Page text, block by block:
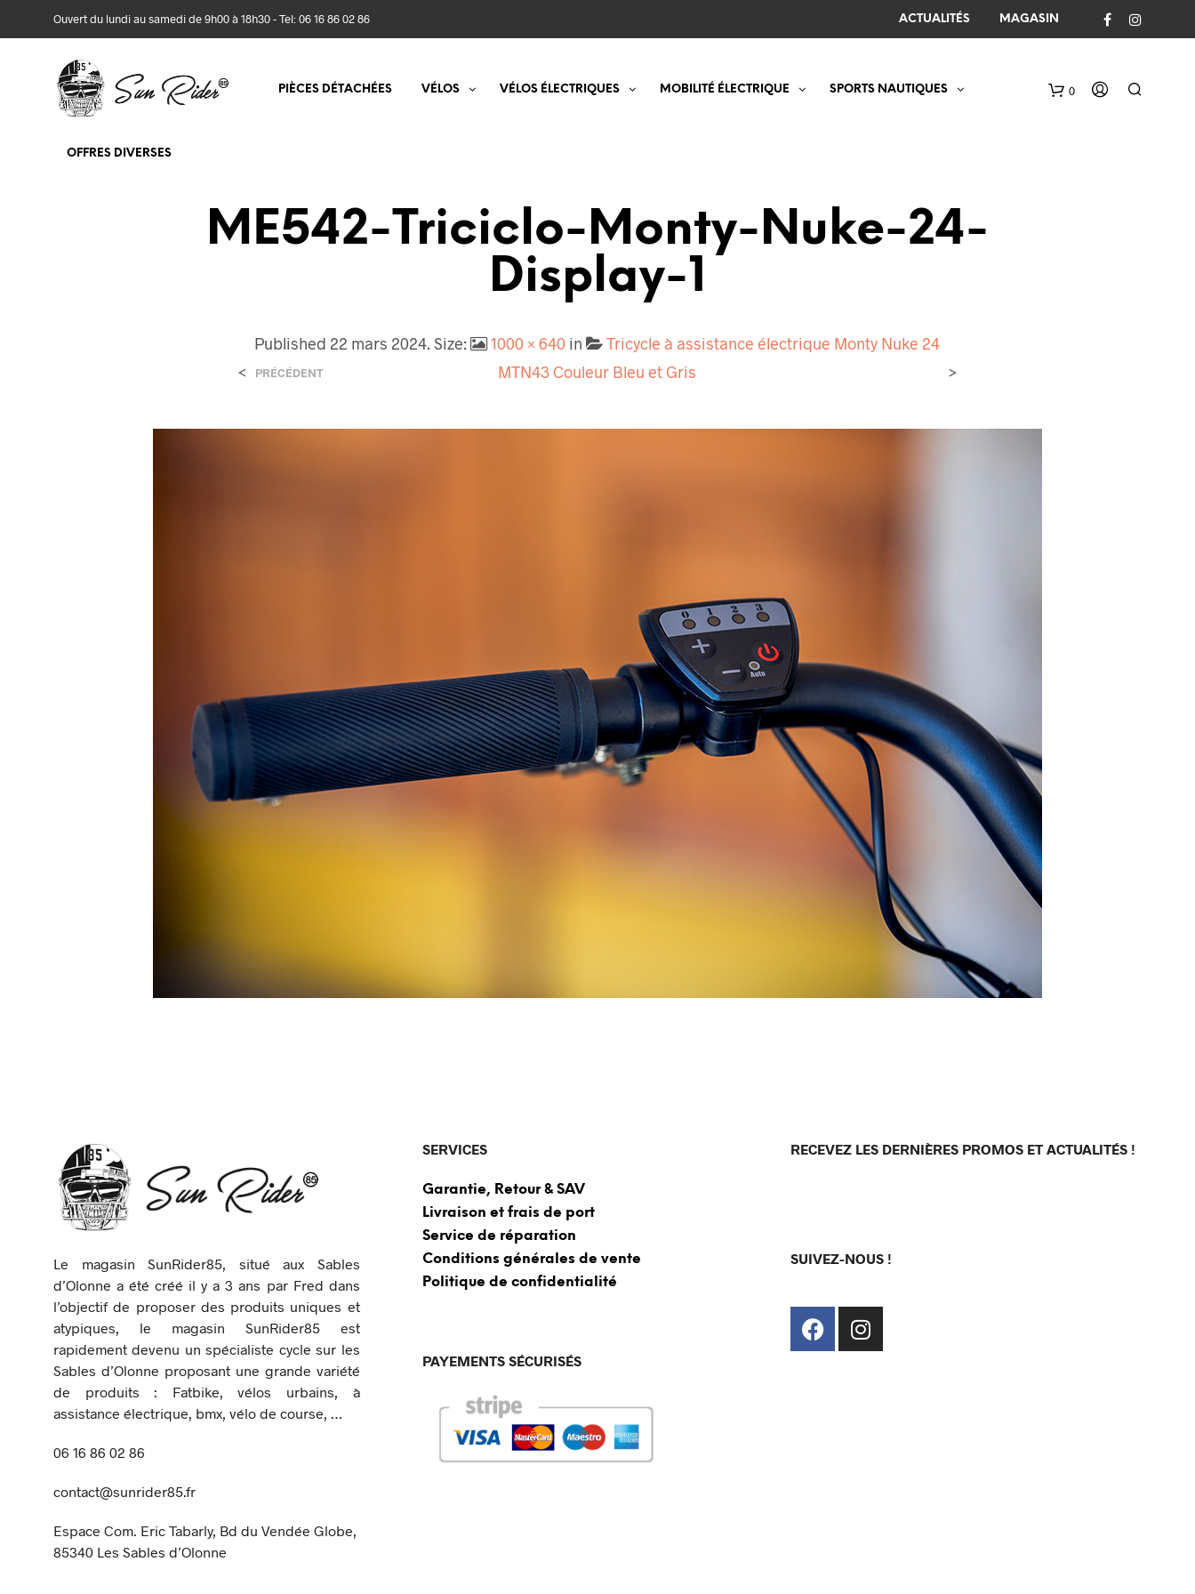
Ouvert du lundi au samedi de 9h00 à 18h30 - Tel: 06 16 86 02 86 ACTUALITÉS MAGASIN
0
PIÈCES DÉTACHÉES VÉLOS VÉLOS ÉLECTRIQUES MOBILITÉ ÉLECTRIQUE SPORTS NAUTIQUES
OFFRES DIVERSES
ME542-Triciclo-Monty-Nuke-24-
Display-1
Published 22 mars 2024. Size: 1000 × 640 in
Tricycle à assistance électrique Monty Nuke 24
MTN43 Couleur Bleu et Gris
< PRÉCÉDENT >
Le magasin SunRider85, situé aux Sables
d’Olonne a été créé il y a 3 ans par Fred dans
l’objectif de proposer des produits uniques et
atypiques, le magasin SunRider85 est
rapidement devenu un spécialiste cycle sur les
Sables d’Olonne proposant une grande variété
de produits : Fatbike, vélos urbains, à
assistance électrique, bmx, vélo de course, …
06 16 86 02 86
contact@sunrider85.fr
Espace Com. Eric Tabarly, Bd du Vendée Globe,
85340 Les Sables d’Olonne
SERVICES
Garantie, Retour & SAV
Livraison et frais de port
Service de réparation
Conditions générales de vente
Politique de confidentialité
PAYEMENTS SÉCURISÉS
RECEVEZ LES DERNIÈRES PROMOS ET ACTUALITÉS !
SUIVEZ-NOUS !